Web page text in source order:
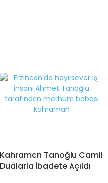
Kahraman Tanoğlu Camii
Dualarla İbadete Açıldı